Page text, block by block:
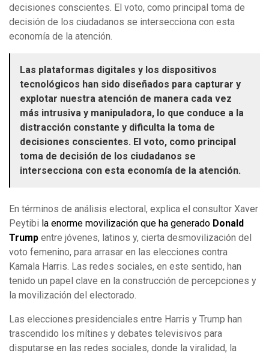
decisiones conscientes. El voto, como principal toma de
decisión de los ciudadanos se intersecciona con esta
economía de la atención.
Las plataformas digitales y los dispositivos
tecnológicos han sido diseñados para capturar y
explotar nuestra atención de manera cada vez
más intrusiva y manipuladora, lo que conduce a la
distracción constante y dificulta la toma de
decisiones conscientes. El voto, como principal
toma de decisión de los ciudadanos se
intersecciona con esta economía de la atención.
En términos de análisis electoral, explica el consultor Xaver
Peytibi la enorme movilización que ha generado Donald
Trump entre jóvenes, latinos y, cierta desmovilización del
voto femenino, para arrasar en las elecciones contra
Kamala Harris. Las redes sociales, en este sentido, han
tenido un papel clave en la construcción de percepciones y
la movilización del electorado.
Las elecciones presidenciales entre Harris y Trump han
trascendido los mítines y debates televisivos para
disputarse en las redes sociales, donde la viralidad, la